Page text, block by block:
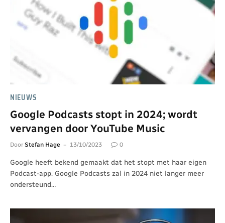
NIEUWS
Google Podcasts stopt in 2024; wordt
vervangen door YouTube Music
Door Stefan Hage 13/10/2023 0
Google heeft bekend gemaakt dat het stopt met haar eigen
Podcast-app. Google Podcasts zal in 2024 niet langer meer
ondersteund…